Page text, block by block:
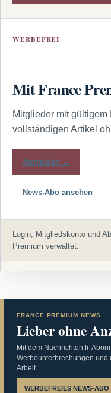
WERBEFREI
Mit France
Mitglieder mit
vollständigen Artikel
Anmelden →
News-Abo ansehen
Login, Mitgliedskonto und
Premium verwaltet.
FRANCE PREMIUM NEWS
Lieber ohne
Mit dem Nachrichten.fr-
Werbeunterbrechungen und
Arbeit.
WERBEFREIES NEWS-